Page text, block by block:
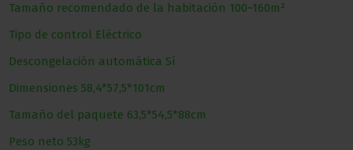
Tamaño recomendado de la habitación 100~160m²
Tipo de control Eléctrico
Descongelación automática Sí
Dimensiones 58,4*57,5*101cm
Tamaño del paquete 63,5*54,5*88cm
Peso neto 53kg